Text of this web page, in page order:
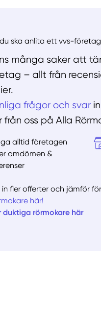
ska anlita ett vvs-
många saker att
– allt från
frågor och svar
från oss på Alla
alltid företagen
omdömen &
in fler offerter och jämför
här!
duktiga rörmokare här